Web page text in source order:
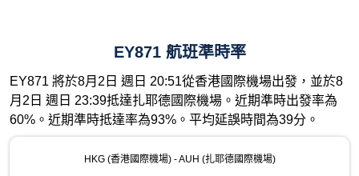
EY871 航班準時率
EY871 將於8月2日 週日 20:51從香港國際機場出發，並於8
月2日 週日 23:39抵達扎耶德國際機場。近期準時出發率為
60%。近期準時抵達率為93%。平均延誤時間為39分。
HKG (香港國際機場) - AUH (扎耶德國際機場)